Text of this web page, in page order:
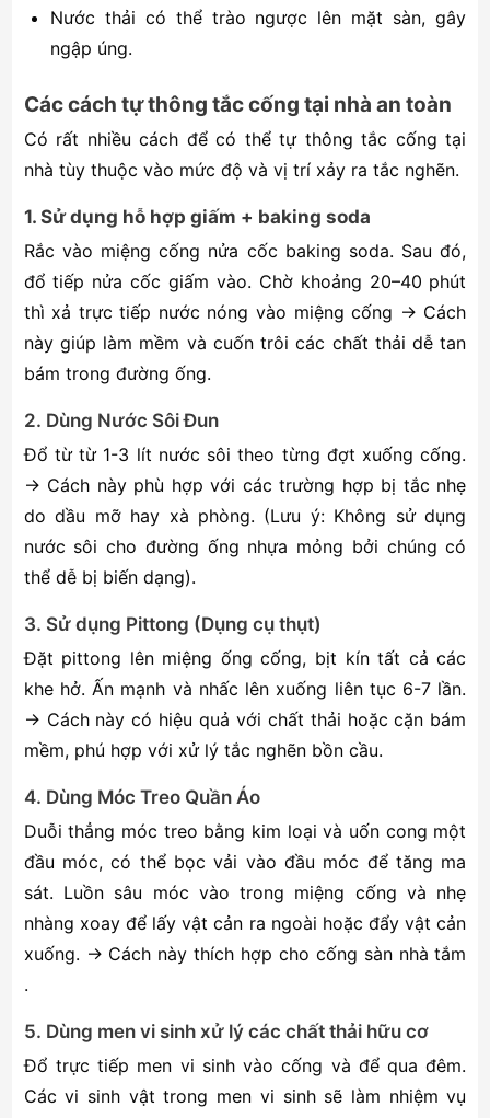
Nước thải có thể trào ngược lên mặt sàn, gây
ngập úng.
Các cách tự thông tắc cống tại nhà an toàn
Có rất nhiều cách để có thể tự thông tắc cống tại
nhà tùy thuộc vào mức độ và vị trí xảy ra tắc nghẽn.
1. Sử dụng hỗ hợp giấm + baking soda
Rắc vào miệng cống nửa cốc baking soda. Sau đó,
đổ tiếp nửa cốc giấm vào. Chờ khoảng 20–40 phút
thì xả trực tiếp nước nóng vào miệng cống → Cách
này giúp làm mềm và cuốn trôi các chất thải dễ tan
bám trong đường ống.
2. Dùng Nước Sôi Đun
Đổ từ từ 1-3 lít nước sôi theo từng đợt xuống cống.
→ Cách này phù hợp với các trường hợp bị tắc nhẹ
do dầu mỡ hay xà phòng. (Lưu ý: Không sử dụng
nước sôi cho đường ống nhựa mỏng bởi chúng có
thể dễ bị biến dạng).
3. Sử dụng Pittong (Dụng cụ thụt)
Đặt pittong lên miệng ống cống, bịt kín tất cả các
khe hở. Ấn mạnh và nhấc lên xuống liên tục 6-7 lần.
→ Cách này có hiệu quả với chất thải hoặc cặn bám
mềm, phú hợp với xử lý tắc nghẽn bồn cầu.
4. Dùng Móc Treo Quần Áo
Duỗi thẳng móc treo bằng kim loại và uốn cong một
đầu móc, có thể bọc vải vào đầu móc để tăng ma
sát. Luồn sâu móc vào trong miệng cống và nhẹ
nhàng xoay để lấy vật cản ra ngoài hoặc đẩy vật cản
xuống. → Cách này thích hợp cho cống sàn nhà tắm
.
5. Dùng men vi sinh xử lý các chất thải hữu cơ
Đổ trực tiếp men vi sinh vào cống và để qua đêm.
Các vi sinh vật trong men vi sinh sẽ làm nhiệm vụ